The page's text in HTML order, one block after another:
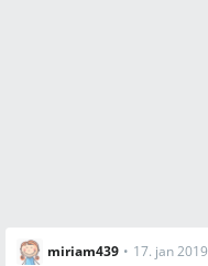
miriam439 • 17. jan 2019